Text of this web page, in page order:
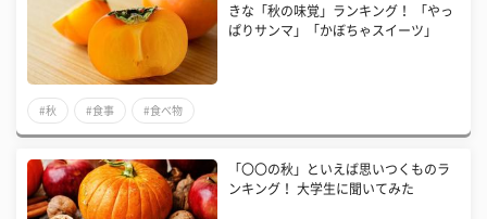
きな「秋の味覚」ランキング！ 「やっ
ぱりサンマ」「かぼちゃスイーツ」
#秋 #食事 #食べ物
「〇〇の秋」といえば思いつくものラ
ンキング！ 大学生に聞いてみた